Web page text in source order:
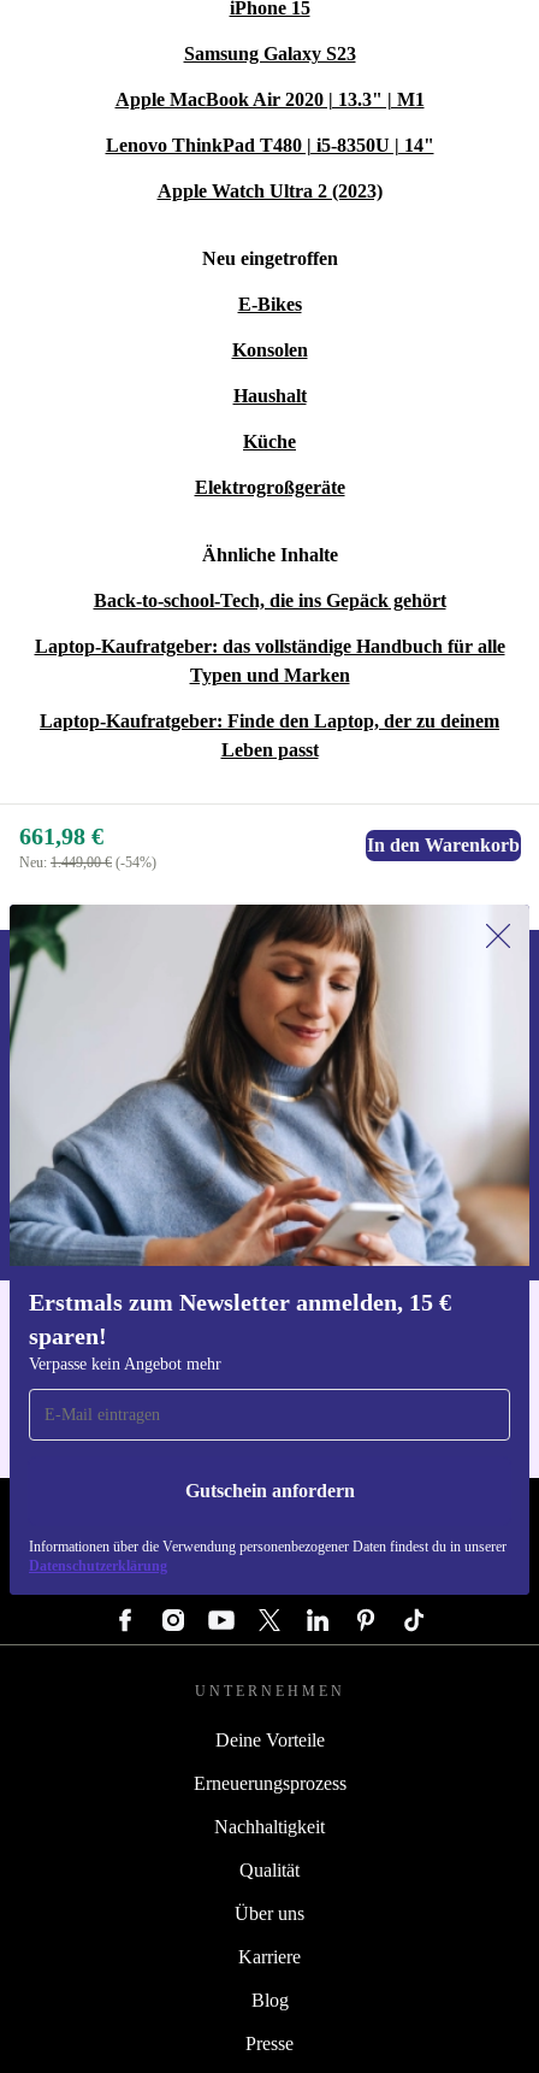
iPhone 15
Samsung Galaxy S23
Apple MacBook Air 2020 | 13.3" | M1
Lenovo ThinkPad T480 | i5-8350U | 14"
Apple Watch Ultra 2 (2023)
Neu eingetroffen
E-Bikes
Konsolen
Haushalt
Küche
Elektrogroßgeräte
Ähnliche Inhalte
Back-to-school-Tech, die ins Gepäck gehört
Laptop-Kaufratgeber: das vollständige Handbuch für alle
Typen und Marken
Laptop-Kaufratgeber: Finde den Laptop, der zu deinem
Leben passt
661,98 €
Neu: 1.449,00 € (-54%)
In den Warenkorb
Erstmals zum Newsletter anmelden, 15 €
sparen!
Verpasse kein Angebot mehr
Gutschein anfordern
Informationen über die Verwendung personenbezogener Daten findest du in unserer
Datenschutzerklärung
Erstmals zum Newsletter anmelden,
15 € sparen!
Verpasse kein Angebot mehr.
Gutschein anfordern
Informationen über die Verwendung personenbezogener Daten findest
du in unsererDatenschutzerklärung.
Für iOS und Android
UNTERNEHMEN
Deine Vorteile
Erneuerungsprozess
Nachhaltigkeit
Qualität
Über uns
Karriere
Blog
Presse